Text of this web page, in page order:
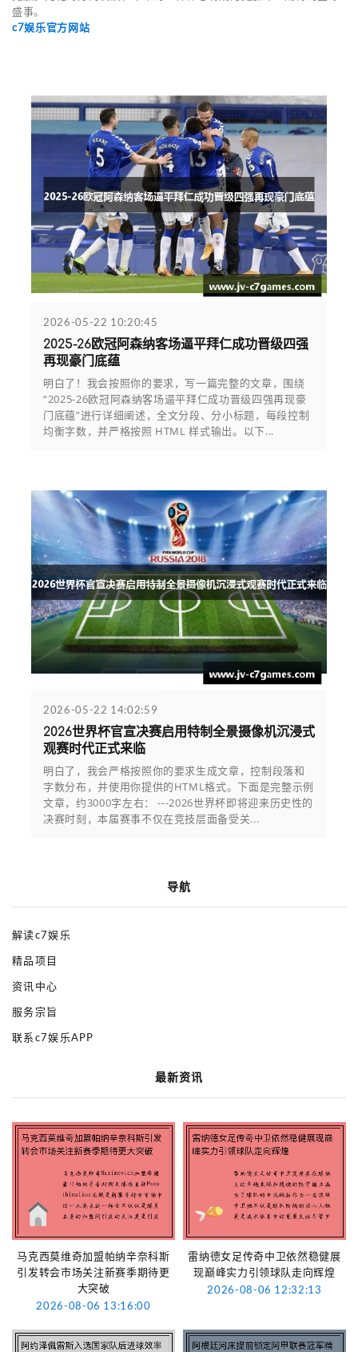
盛事。
c7娱乐官方网站
2026-05-22 10:20:45
2025-26欧冠阿森纳客场逼平拜仁成功晋级四强
再现豪门底蕴
明白了！我会按照你的要求，写一篇完整的文章，围绕
“2025-26欧冠阿森纳客场逼平拜仁成功晋级四强再现豪
门底蕴”进行详细阐述，全文分段、分小标题，每段控制
均衡字数，并严格按照 HTML 样式输出。以下...
2026-05-22 14:02:59
2026世界杯官宣决赛启用特制全景摄像机沉浸式
观赛时代正式来临
明白了，我会严格按照你的要求生成文章，控制段落和
字数分布，并使用你提供的HTML格式。下面是完整示例
文章，约3000字左右： ---2026世界杯即将迎来历史性的
决赛时刻，本届赛事不仅在竞技层面备受关...
导航
解读c7娱乐
精品项目
资讯中心
服务宗旨
联系c7娱乐APP
最新资讯
马克西莫维奇加盟帕纳辛奈科斯
引发转会市场关注新赛季期待更
大突破
2026-08-06 13:16:00
雷纳德女足传奇中卫依然稳健展
现巅峰实力引领球队走向辉煌
2026-08-06 12:32:13